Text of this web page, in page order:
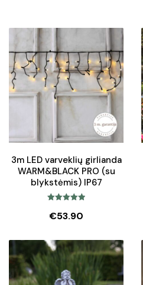
3m LED varveklių girlianda
WARM&BLACK PRO (su
blykstėmis) IP67
5.00iš 5
€53.90